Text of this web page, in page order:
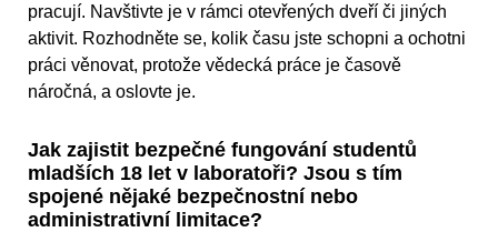
pracují. Navštivte je v rámci otevřených dveří či jiných
aktivit. Rozhodněte se, kolik času jste schopni a ochotni
práci věnovat, protože vědecká práce je časově
náročná, a oslovte je.
Jak zajistit bezpečné fungování studentů
mladších 18 let v laboratoři? Jsou s tím
spojené nějaké bezpečnostní nebo
administrativní limitace?